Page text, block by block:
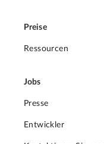
Preise
Ressourcen
Jobs
Presse
Entwickler